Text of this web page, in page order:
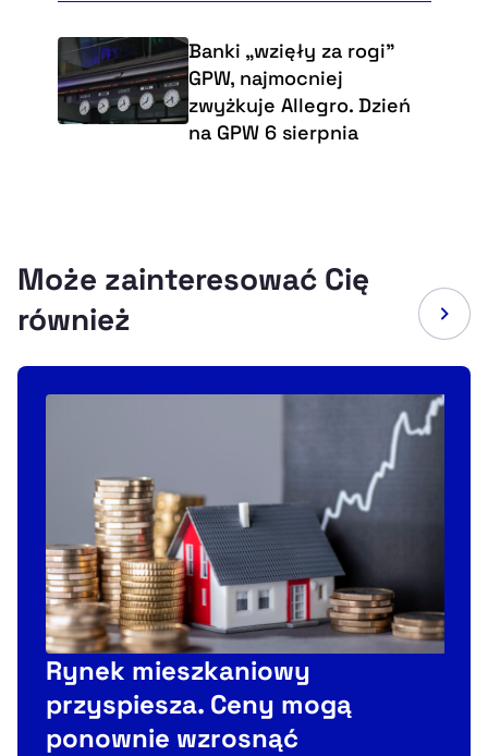
Banki „wzięły za rogi"
GPW, najmocniej
zwyżkuje Allegro. Dzień
na GPW 6 sierpnia
Może zainteresować Cię
również
Rynek mieszkaniowy
przyspiesza. Ceny mogą
ponownie wzrosnąć